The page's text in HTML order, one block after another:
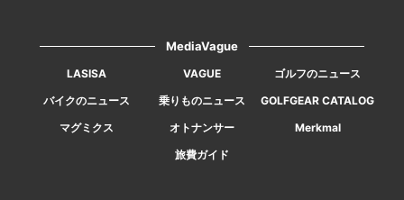
MediaVague
LASISA VAGUE
ゴルフのニュース
バイクのニュース
乗りものニュース
GOLFGEAR CATALOG
マグミクス
オトナンサー
Merkmal
旅費ガイド